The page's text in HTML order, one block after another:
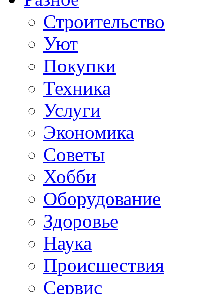
Строительство
Уют
Покупки
Техника
Услуги
Экономика
Советы
Хобби
Oборудование
Здоровье
Наука
Происшествия
Сервис